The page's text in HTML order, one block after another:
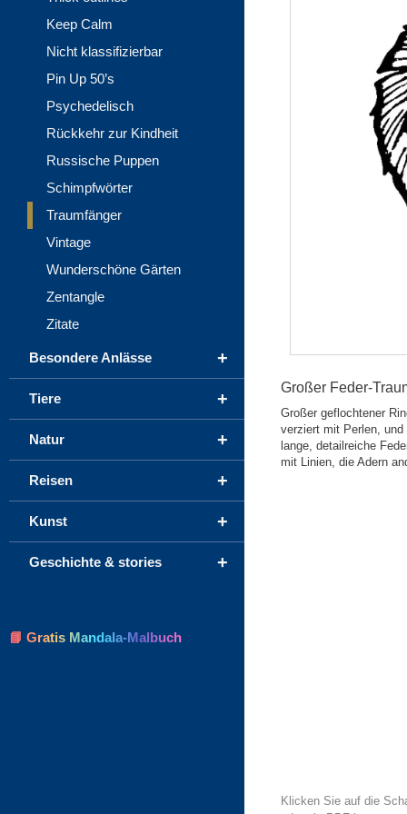
Großer Feder-
Großer geflochtener
verziert mit Perlen,
lange, detailreiche
mit Linien, die Adern
Klicken Sie auf die
Keep Calm
Nicht klassifizierbar
Pin Up 50’s
Psychedelisch
Rückkehr zur Kindheit
Russische Puppen
Schimpfwörter
Traumfänger
Vintage
Wunderschöne Gärten
Zentangle
Zitate
+
Besondere Anlässe
+
Tiere
+
Natur
+
Reisen
+
Kunst
+
Geschichte & stories
📘 Gratis Mandala-Malbuch